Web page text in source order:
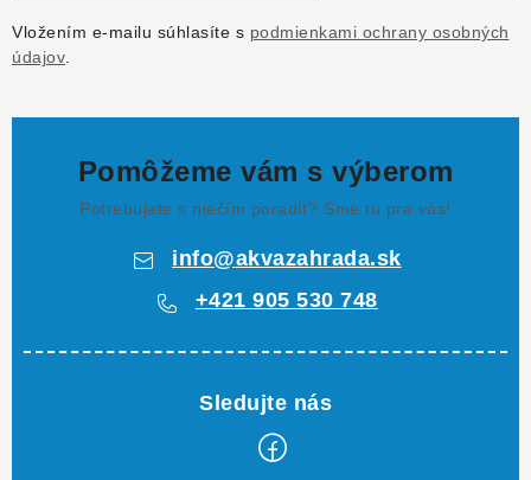
Vložením e-mailu súhlasíte s podmienkami ochrany osobných
údajov
Pomôžeme vám s výberom
Potrebujete s niečím poradiť? Sme tu pre vás!
info@akvazahrada.sk
+421 905 530 748